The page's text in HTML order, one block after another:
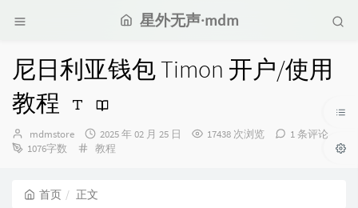
星外无声·mdm
尼日利亚钱包 Timon 开户/使用
教程
博
主：
mdmstore
发
布
2025 年 02 月 25 日 17438 次浏览
1 条评论
1076字数
分
教程
首页 正文